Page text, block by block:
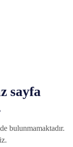
sayfa
bulunmamaktadır.